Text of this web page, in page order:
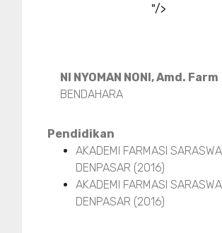
"/>
NI NYOMAN NONI, Amd. Farm
BENDAHARA
Pendidikan
AKADEMI FARMASI
DENPASAR (2016)
AKADEMI FARMASI
DENPASAR (2016)